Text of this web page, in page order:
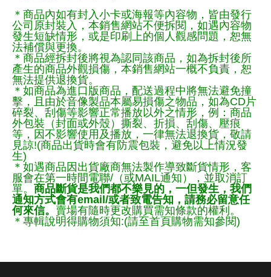
＊商品內如有封入小卡或海報等內容物，皆由發行
公司原封裝入，本銷售網站不便拆閱，如遇內容物
發生短缺情形，或是印刷上的個人觀感問題，恕無
法補償與更換。
＊商品經拆封後將視為認同該商品，如為拆封後所
產生的商品外觀損傷，本銷售網站一概不負責，恕
無法提供退換貨。
＊如商品為進口版商品，配送過程中將無法避免撞
擊，且由於音像製品本屬易損傷之物品，如為CD片
碎裂、刮傷等影響正常播放以外之情形，例：商品
外包裝（封面或外殼）撕裂、折損、刮傷、壓痕
等，因不影響使用及播放，一律無法退換貨，敬請
見諒!(商品出貨時會有防震包裝，避免以上情況發
生)
＊如遇商品因出貨廠商無法製作導致斷貨情形，客
服會在第一時間電聯/（或MAIL通知），並取消訂
單。 商品斷貨是我們都不樂見的，一但發生，我們
通知方式會有email/或者致電告知，請務必留意任
何來信。 賣場有隨時更改購買需知條款的權利。
＊專輯說明得購物須知:(請至首頁購物需知參閱)